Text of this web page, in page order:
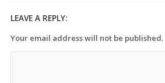
LEAVE A REPLY:
Your email address will not be published.